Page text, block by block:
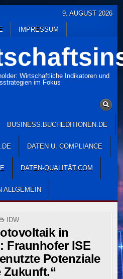
IMPRESSUM
9. AUGUST 2026
Wirtschaftliche Indikatoren und
im Fokus
BUSINESS.BUCHEDITIONEN.DE
DATEN U. COMPLIANCE
DATEN-QUALITÄT.COM
ALLGEMEIN
POSTED
IDW
in
Fraunhofer ISE
Potenziale
Zukunft.“